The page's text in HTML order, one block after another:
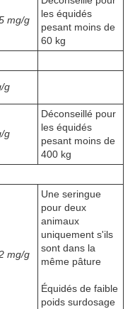
mg/g
les équidés
pesant moins de
60 kg
g
g
Déconseillé pour
les équidés
pesant moins de
400 kg
mg/g
Une seringue
pour deux
animaux
uniquement s'ils
sont dans la
même pâture
Équidés de faible
poids surdosage